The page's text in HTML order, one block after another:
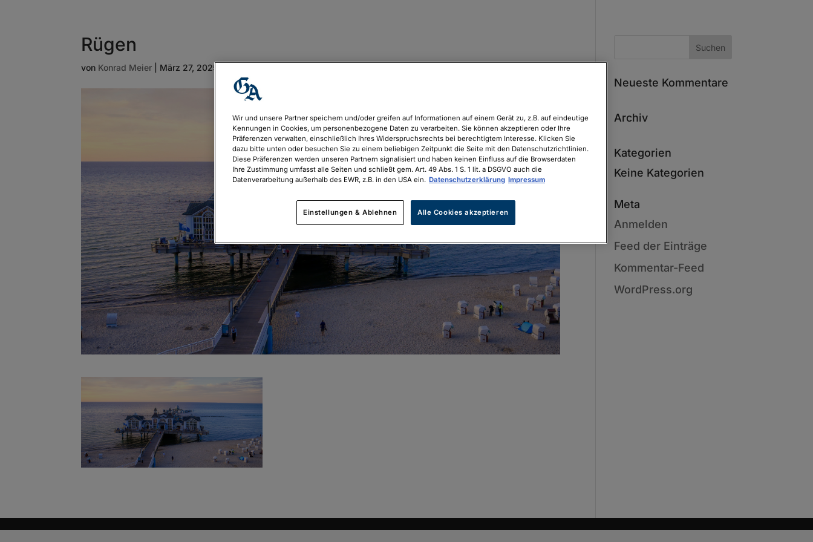
Rügen
von Konrad Meier März 27, 2025
Neueste Kommentare
Archiv
Kategorien
Keine Kategorien
Meta
Anmelden
Feed der Einträge
Kommentar-Feed
WordPress.org
Wir und unsere Partner speichern und/oder greifen auf Informationen auf einem Gerät zu, z.B. auf eindeutige
Kennungen in Cookies, um personenbezogene Daten zu verarbeiten. Sie können akzeptieren oder Ihre
Präferenzen verwalten, einschließlich Ihres Widerspruchsrechts bei berechtigtem Interesse. Klicken Sie
dazu bitte unten oder besuchen Sie zu einem beliebigen Zeitpunkt die Seite mit den Datenschutzrichtlinien.
Diese Präferenzen werden unseren Partnern signalisiert und haben keinen Einfluss auf die Browserdaten
Ihre Zustimmung umfasst alle Seiten und schließt gem. Art. 49 Abs. 1 S. 1 lit. a DSGVO auch die
Datenverarbeitung außerhalb des EWR, z.B. in den USA ein. Datenschutzerklärung Impressum
Einstellungen & Ablehnen Alle Cookies akzeptieren